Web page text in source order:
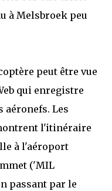
à Melsbroek peu
peut être vue
qui enregistre
aéronefs. Les
l'itinéraire
à l'aéroport
('MIL
passant par le